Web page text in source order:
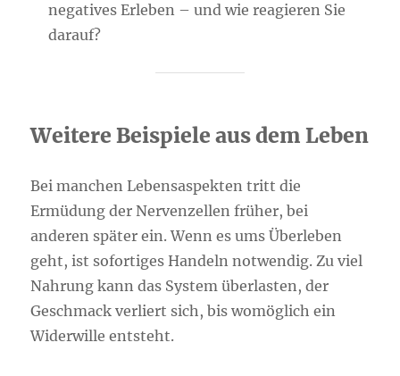
negatives Erleben – und wie reagieren Sie
darauf?
Weitere Beispiele aus dem Leben
Bei manchen Lebensaspekten tritt die
Ermüdung der Nervenzellen früher, bei
anderen später ein. Wenn es ums Überleben
geht, ist sofortiges Handeln notwendig. Zu viel
Nahrung kann das System überlasten, der
Geschmack verliert sich, bis womöglich ein
Widerwille entsteht.